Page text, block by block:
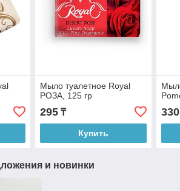
Мыло туалетное Royal
РОЗА, 125 гр
295₸
Купить
330
и новинки